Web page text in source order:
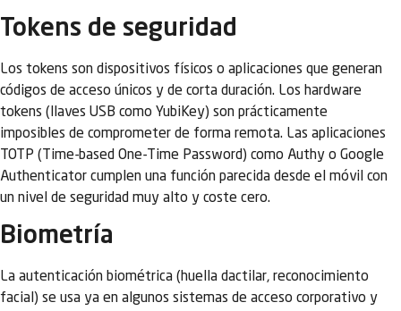
Tokens de seguridad
Los tokens son dispositivos físicos o aplicaciones que generan
códigos de acceso únicos y de corta duración. Los hardware
tokens (llaves USB como YubiKey) son prácticamente
imposibles de comprometer de forma remota. Las aplicaciones
TOTP (Time-based One-Time Password) como Authy o Google
Authenticator cumplen una función parecida desde el móvil con
un nivel de seguridad muy alto y coste cero.
Biometría
La autenticación biométrica (huella dactilar, reconocimiento
facial) se usa ya en algunos sistemas de acceso corporativo y